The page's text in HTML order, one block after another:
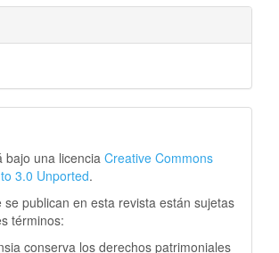
bajo una licenciaCreative Commons
3.0 Unported.
se publican en esta revista están sujetas
términos:
conserva los derechos patrimoniales